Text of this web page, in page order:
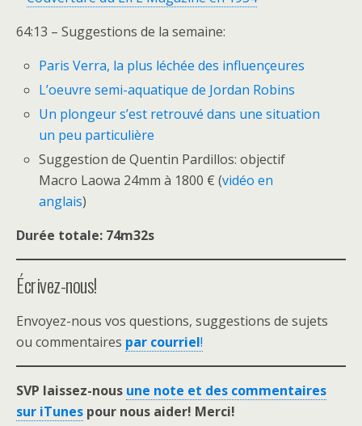
64:13 – Suggestions de la semaine:
Paris Verra, la plus léchée des influençeures
L’oeuvre semi-aquatique de Jordan Robins
Un plongeur s’est retrouvé dans une situation
un peu particulière
Suggestion de Quentin Pardillos: objectif
Macro Laowa 24mm à 1800 € (vidéo en
anglais)
Durée totale: 74m32s
Écrivez-nous!
Envoyez-nous vos questions, suggestions de sujets
ou commentaires par courriel!
SVP laissez-nous une note et des commentaires
sur iTunes pour nous aider! Merci!